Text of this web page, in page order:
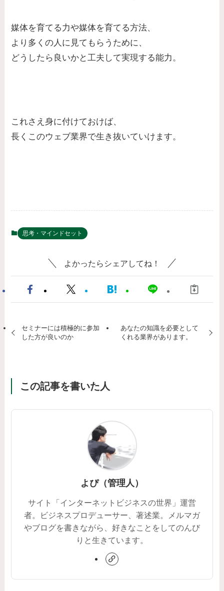
媒体を育てる力や媒体を育てる方法、
より多くの人に見てもらうために、
どうしたら良いかと工夫して実現する能力。
これさえ身に付けておけば、
長くこのウェブ業界で生き抜いていけます。
思考・マインドセット
よかったらシェアしてね！
セミナーには積極的に参加
した方が良いのか
あなたの知識を必要として
くれる業界があります。
この記事を書いた人
よぴ（管理人）
サイト「インターネットビジネスの世界」運営
者。ビジネスプロデューサー、著述業。メルマガ
やブログを書きながら、好きなことをしてのんび
りと生きています。